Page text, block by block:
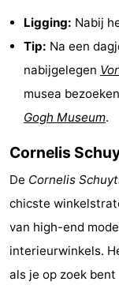
Ligging: Nabij
Tip: Na een
nabijgelegen
musea
Gogh Museum.
Cornelis
De Cornelis
chicste
van high-end
interieurwinkels.
als je op zoek